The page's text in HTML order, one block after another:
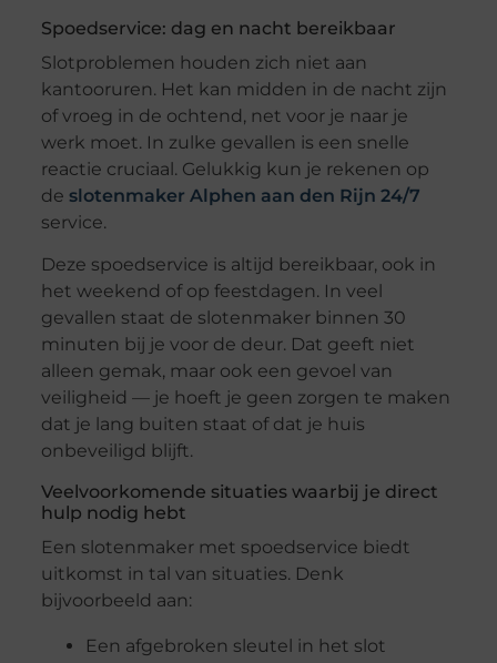
Spoedservice: dag en nacht bereikbaar
Slotproblemen houden zich niet aan
kantooruren. Het kan midden in de nacht zijn
of vroeg in de ochtend, net voor je naar je
werk moet. In zulke gevallen is een snelle
reactie cruciaal. Gelukkig kun je rekenen op
de slotenmaker Alphen aan den Rijn 24/7
service.
Deze spoedservice is altijd bereikbaar, ook in
het weekend of op feestdagen. In veel
gevallen staat de slotenmaker binnen 30
minuten bij je voor de deur. Dat geeft niet
alleen gemak, maar ook een gevoel van
veiligheid — je hoeft je geen zorgen te maken
dat je lang buiten staat of dat je huis
onbeveiligd blijft.
Veelvoorkomende situaties waarbij je direct
hulp nodig hebt
Een slotenmaker met spoedservice biedt
uitkomst in tal van situaties. Denk
bijvoorbeeld aan:
Een afgebroken sleutel in het slot